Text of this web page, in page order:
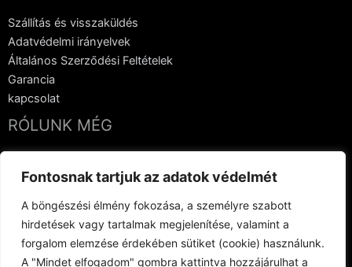
Fontosnak tartjuk az adatok védelmét
A böngészési élmény fokozása, a személyre szabott
hirdetések vagy tartalmak megjelenítése, valamint a
forgalom elemzése érdekében sütiket (cookie) használunk.
A "Mindet elfogadom" gombra kattintva hozzájárulhat a
Szállítás és visszaküldés
Adatvédelmi irányelvek
Általános Szerződési Feltételek
Garancia
kapcsolat
RÓLUNK MÉG
Vinyl Crowdfunding